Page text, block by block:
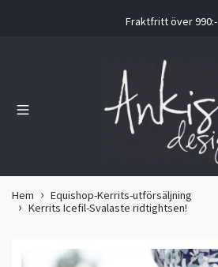
Fraktfritt över 990:-
Hem
Equishop-Kerrits-utförsäljning
Kerrits Icefil-Svalaste ridtightsen!